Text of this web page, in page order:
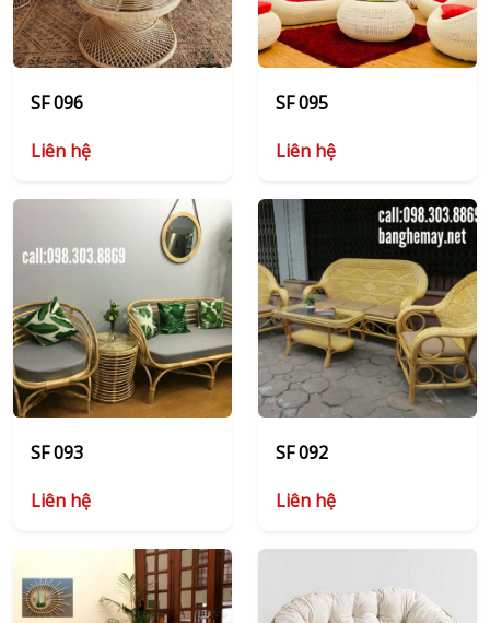
SF 096
Liên hệ
SF 095
Liên hệ
SF 093
Liên hệ
SF 092
Liên hệ